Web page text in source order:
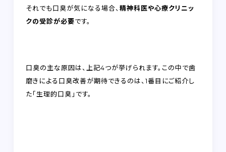
それでも口臭が気になる場合、精神科医や心療クリニッ
クの受診が必要です。
口臭の主な原因は、上記4つが挙げられます。この中で歯
磨きによる口臭改善が期待できるのは、1番目にご紹介し
た「生理的口臭」です。